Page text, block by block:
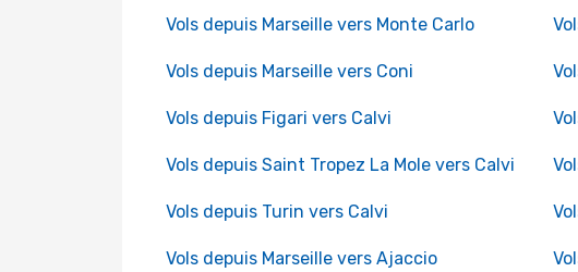
Vols depuis Marseille vers Monte Carlo
Vols depuis Marseille vers Coni
Vols depuis Figari vers Calvi
Vols depuis Saint Tropez La Mole vers Calvi
Vols depuis Turin vers Calvi
Vols depuis Marseille vers Ajaccio